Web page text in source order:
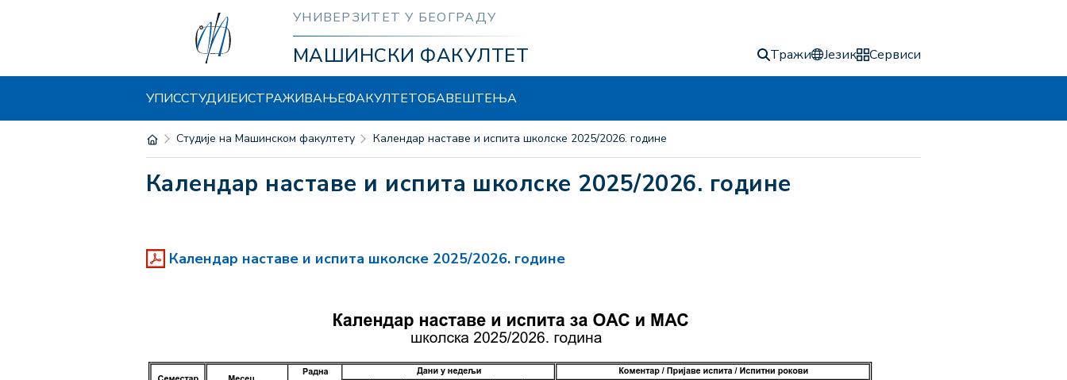
УНИВЕРЗИТЕТ У БЕОГРАДУ
МАШИНСКИ ФАКУЛТЕТ Тражи Језик Сервиси
УПИССТУДИЈЕИСТРАЖИВАЊЕФАКУЛТЕТОБАВЕШТЕЊА
Студије на Машинском факултету Календар наставе и испита школске 2025/2026. године
Календар наставе и испита школске 2025/2026. године
Календар наставе и испита школске 2025/2026. године